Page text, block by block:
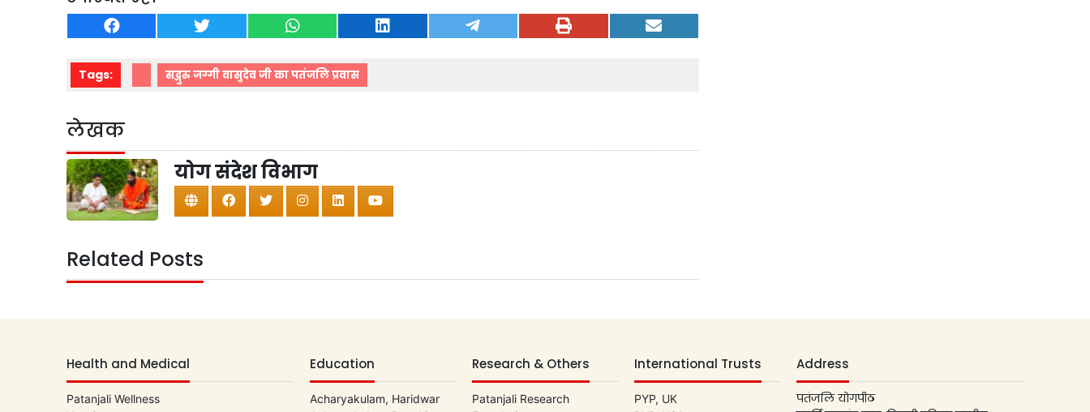
Tags: सद्गुरु जग्गी वासुदेव जी का पतंजलि प्रवास
लेखक
योग संदेश विभाग
Related Posts
Health and Medical
Patanjali Wellness
Education
Acharyakulam, Haridwar
Research & Others
Patanjali Research
International Trusts
PYP, UK
Address
पतंजलि योगपीठ